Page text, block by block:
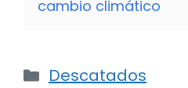
cambio climático
Categorías
Descatados